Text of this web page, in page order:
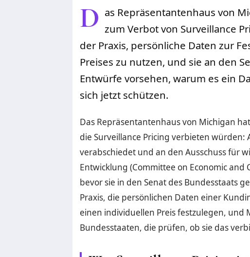
D as Repräsentantenhaus von
zum Verbot von Surveillance
der Praxis, persönliche Daten zur
Preises zu nutzen, und sie an den
Entwürfe vorsehen, warum es ein
sich jetzt schützen.
Das Repräsentantenhaus von Michigan
die Surveillance Pricing verbieten würden:
verabschiedet und an den Ausschuss für
Entwicklung (Committee on Economic
bevor sie in den Senat des Bundesstaats
Praxis, die persönlichen Daten einer
einen individuellen Preis festzulegen,
Bundesstaaten, die prüfen, ob sie das